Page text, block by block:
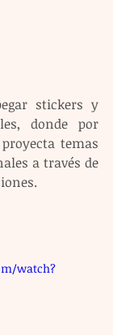
stickers y
donde por
temas
a través de
watch?